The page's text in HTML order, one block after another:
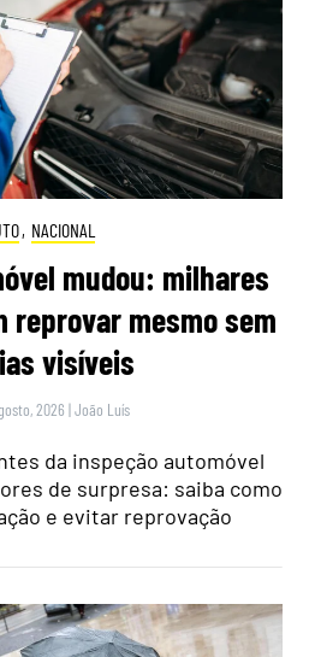
, NACIONAL
mudou: milhares
reprovar mesmo sem
visíveis
2026 |João Luís
da inspeção automóvel
de surpresa: saiba como
e evitar reprovação